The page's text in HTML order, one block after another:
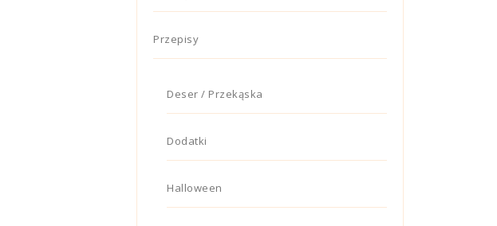
Przepisy
Deser / Przekąska
Dodatki
Halloween